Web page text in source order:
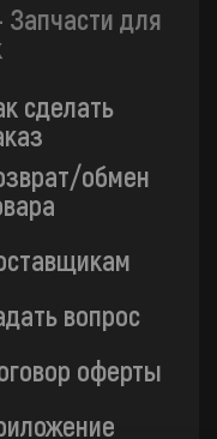
Запчасти для
сделать
обмен
вопрос
оферты